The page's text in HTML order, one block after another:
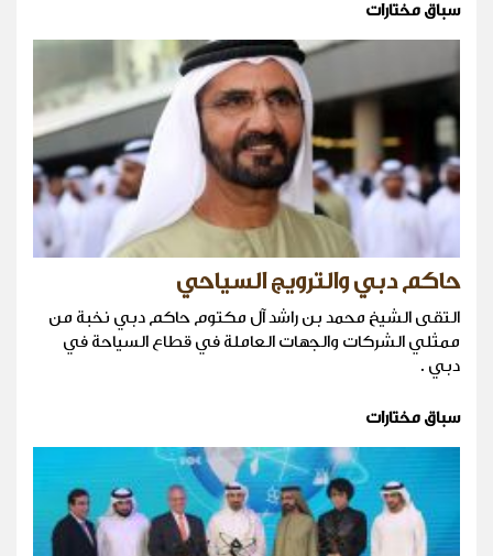
سباق مختارات
حاكم دبي والترويج السياحي
التقى الشيخ محمد بن راشد آل مكتوم حاكم دبي نخبة من
ممثلي الشركات والجهات العاملة في قطاع السياحة في
دبي .
سباق مختارات